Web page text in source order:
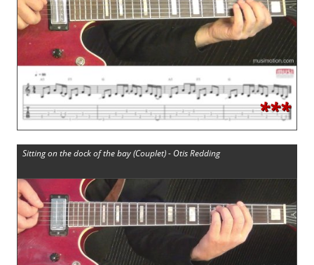
***
Sitting on the dock of the bay (Couplet) - Otis Redding